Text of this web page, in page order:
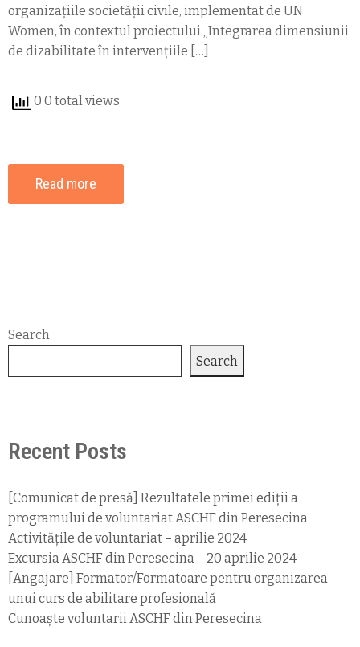
organizațiile societății civile, implementat de UN
Women, în contextul proiectului „Integrarea dimensiunii
de dizabilitate în intervențiile […]
0 0 total views
Read more
Search
Search
Recent Posts
[Comunicat de presă] Rezultatele primei ediții a
programului de voluntariat ASCHF din Peresecina
Activitățile de voluntariat – aprilie 2024
Excursia ASCHF din Peresecina – 20 aprilie 2024
[Angajare] Formator/Formatoare pentru organizarea
unui curs de abilitare profesională
Cunoaște voluntarii ASCHF din Peresecina